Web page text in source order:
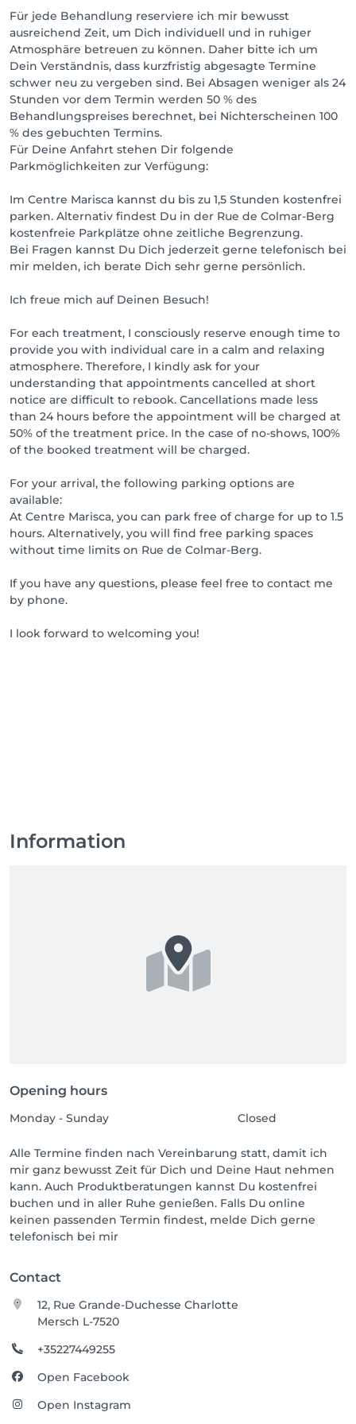
Für jede Behandlung reserviere ich mir bewusst
ausreichend Zeit, um Dich individuell und in ruhiger
Atmosphäre betreuen zu können. Daher bitte ich um
Dein Verständnis, dass kurzfristig abgesagte Termine
schwer neu zu vergeben sind. Bei Absagen weniger als 24
Stunden vor dem Termin werden 50 % des
Behandlungspreises berechnet, bei Nichterscheinen 100
% des gebuchten Termins.
Für Deine Anfahrt stehen Dir folgende
Parkmöglichkeiten zur Verfügung:
Im Centre Marisca kannst du bis zu 1,5 Stunden kostenfrei
parken. Alternativ findest Du in der Rue de Colmar-Berg
kostenfreie Parkplätze ohne zeitliche Begrenzung.
Bei Fragen kannst Du Dich jederzeit gerne telefonisch bei
mir melden, ich berate Dich sehr gerne persönlich.
Ich freue mich auf Deinen Besuch!
For each treatment, I consciously reserve enough time to
provide you with individual care in a calm and relaxing
atmosphere. Therefore, I kindly ask for your
understanding that appointments cancelled at short
notice are difficult to rebook. Cancellations made less
than 24 hours before the appointment will be charged at
50% of the treatment price. In the case of no-shows, 100%
of the booked treatment will be charged.
For your arrival, the following parking options are
available:
At Centre Marisca, you can park free of charge for up to 1.5
hours. Alternatively, you will find free parking spaces
without time limits on Rue de Colmar-Berg.
If you have any questions, please feel free to contact me
by phone.
I look forward to welcoming you!
Information
Opening hours
Monday - Sunday Closed
Alle Termine finden nach Vereinbarung statt, damit ich
mir ganz bewusst Zeit für Dich und Deine Haut nehmen
kann. Auch Produktberatungen kannst Du kostenfrei
buchen und in aller Ruhe genießen. Falls Du online
keinen passenden Termin findest, melde Dich gerne
telefonisch bei mir
Contact
12, Rue Grande-Duchesse Charlotte
Mersch L-7520
+35227449255
Open Facebook
Open Instagram